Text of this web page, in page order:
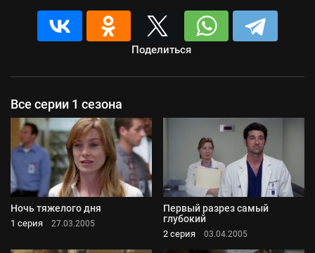
Поделиться
Все серии 1 сезона
Ночь тяжелого дня
1 серия 27.03.2005
Первый разрез самый
глубокий
2 серия 03.04.2005